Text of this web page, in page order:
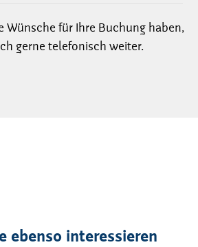
Wünsche für Ihre Buchung haben,
gerne telefonisch weiter.
ebenso interessieren